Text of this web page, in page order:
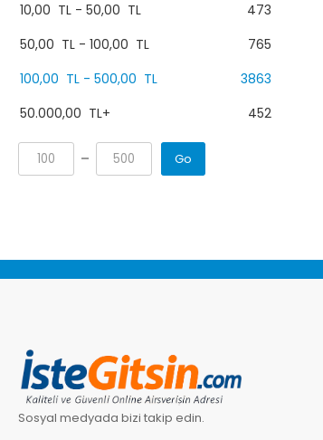
10,00 TL - 50,00 TL
473
50,00 TL - 100,00 TL
765
100,00 TL - 500,00 TL
3863
50.000,00 TL+ 452
Go
Sosyal medyada bizi takip edin.